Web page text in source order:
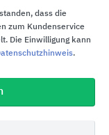
dass die
zum Kundenservice
Die Einwilligung kann
.